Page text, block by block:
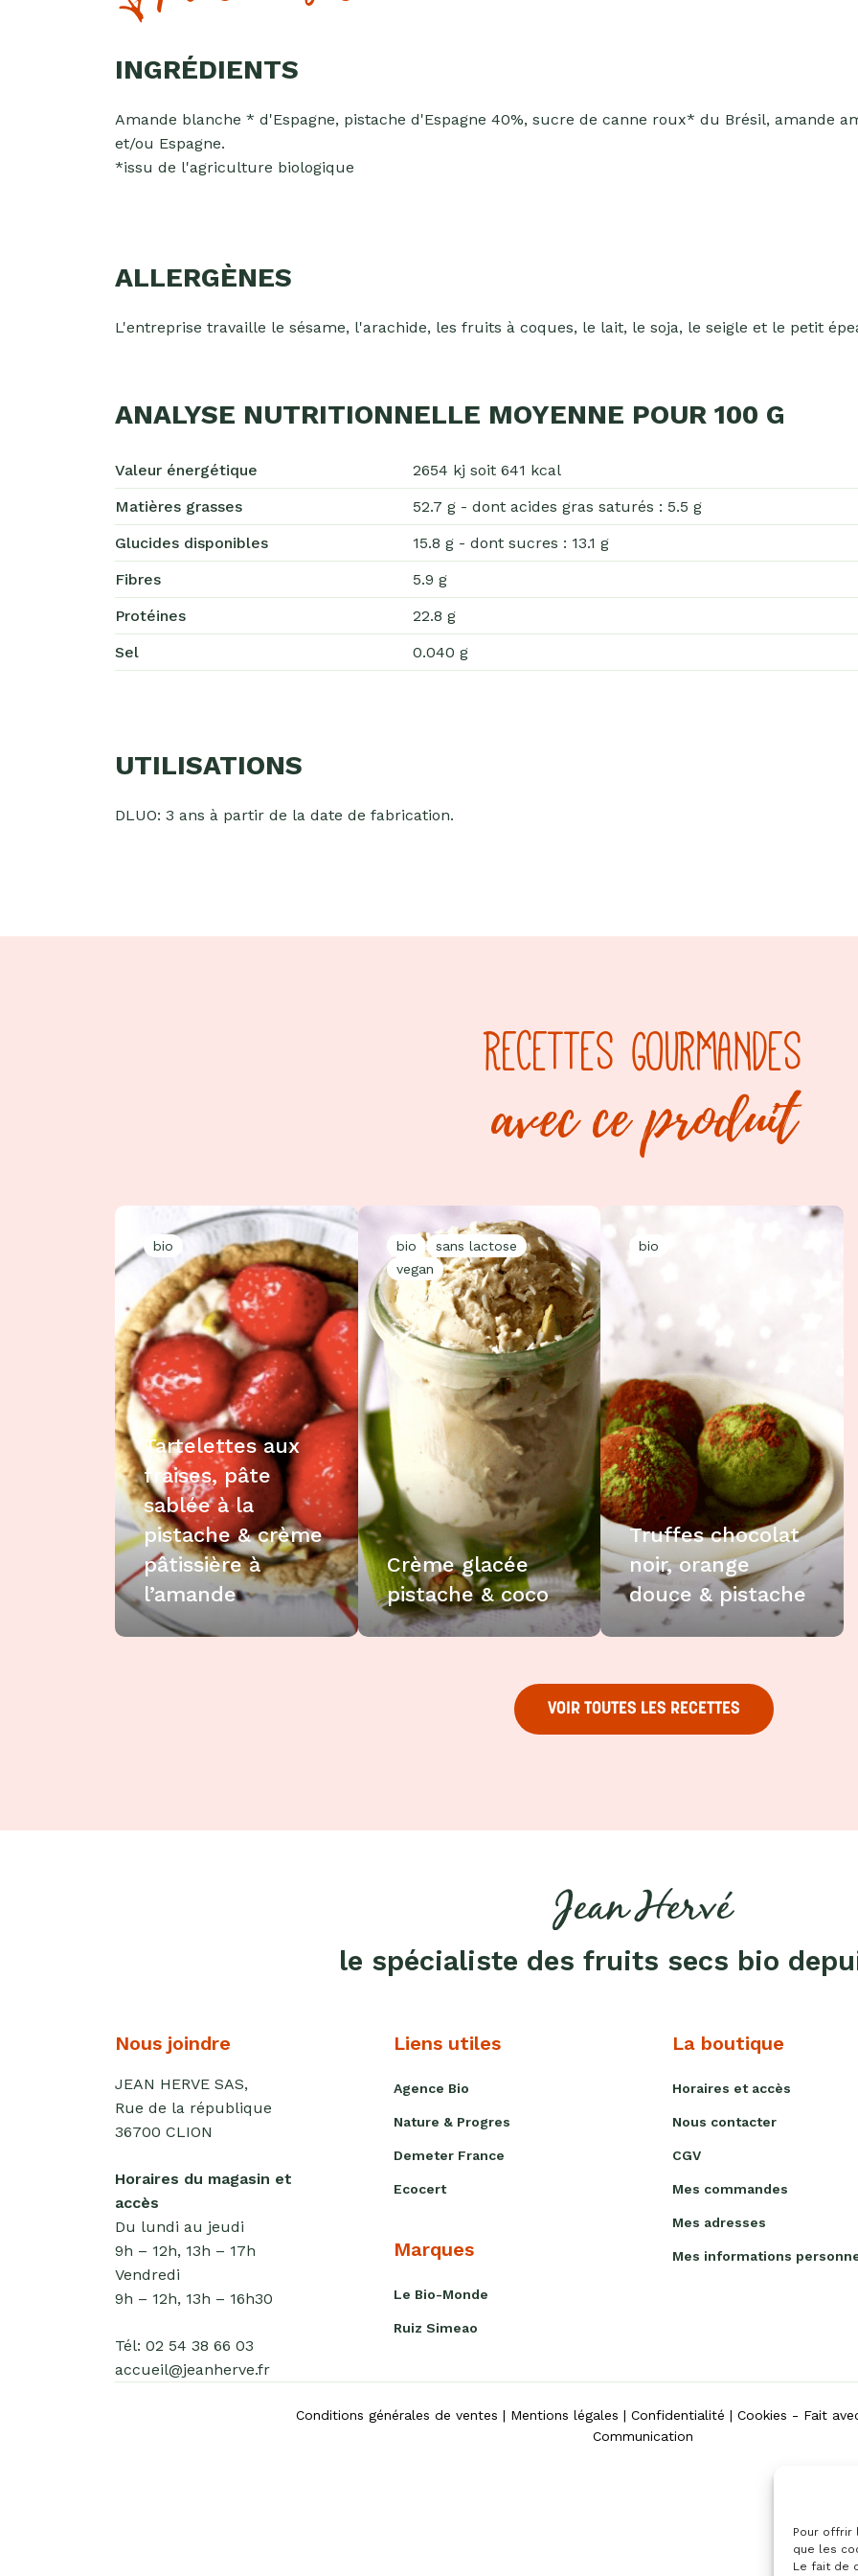
Pour offrir
que les
Le fait de
INGRÉDIENTS
Amande blanche * d'Espagne, pistache d'Espagne 40%, sucre de canne roux* du Brésil, amande
et/ou Espagne.
*issu de l'agriculture biologique
ALLERGÈNES
L'entreprise travaille le sésame, l'arachide, les fruits à coques, le lait, le soja, le seigle et le petit
ANALYSE NUTRITIONNELLE MOYENNE POUR 100 G
Valeur énergétique
2654 kj soit 641 kcal
Matières grasses
52.7 g - dont acides gras saturés : 5.5 g
Glucides disponibles
15.8 g - dont sucres : 13.1 g
Fibres
5.9 g
Protéines
22.8 g
Sel
0.040 g
UTILISATIONS
DLUO: 3 ans à partir de la date de fabrication.
RECETTES GOURMANDES
avec ce produit
bio
Tartelettes aux
fraises, pâte
sablée à la
pistache & crème
pâtissière à
l’amande
bio
sans lactose
vegan
Crème glacée
pistache & coco
bio
Truffes chocolat
noir, orange
douce & pistache
VOIR TOUTES LES RECETTES
le spécialiste des fruits secs bio
Nous joindre
JEAN HERVE SAS,
Rue de la république
36700 CLION
Horaires du magasin et
accès
Du lundi au jeudi
9h – 12h, 13h – 17h
Vendredi
9h – 12h, 13h – 16h30
Tél: 02 54 38 66 03
accueil@jeanherve.fr
Liens utiles
Agence Bio
Nature & Progres
Demeter France
Ecocert
Marques
Le Bio-Monde
Ruiz Simeao
La boutique
Horaires et accès
Nous contacter
CGV
Mes commandes
Mes adresses
Mes informations
Conditions générales de ventes | Mentions légales | Confidentialité | Cookies - Fait
Communication